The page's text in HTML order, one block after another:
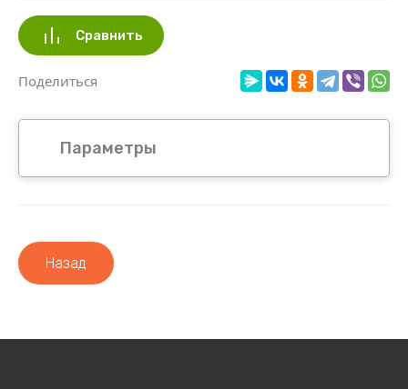
Сравнить
Поделиться
Параметры
Назад